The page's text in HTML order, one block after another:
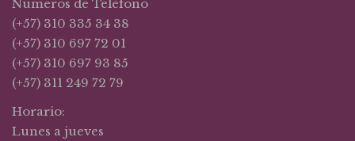
Números de Teléfono
(+57) 310 335 34 38
(+57) 310 697 72 01
(+57) 310 697 93 85
(+57) 311 249 72 79
Horario:
Lunes a jueves